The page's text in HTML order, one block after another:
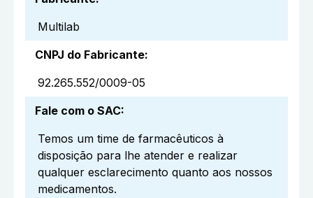
Multilab
CNPJ do Fabricante:
92.265.552/0009-05
Fale com o SAC:
Temos um time de farmacêuticos à
disposição para lhe atender e realizar
qualquer esclarecimento quanto aos nossos
medicamentos.